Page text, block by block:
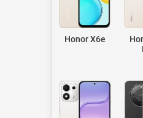
Honor X6e